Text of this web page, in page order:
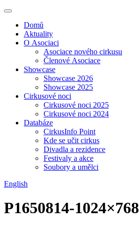
Domů
Aktuality
O Asociaci
Asociace nového cirkusu
Členové Asociace
Showcase
Showcase 2026
Showcase 2025
Cirkusové noci
Cirkusové noci 2025
Cirkusové noci 2024
Databáze
CirkusInfo Point
Kde se učit cirkus
Divadla a rezidence
Festivaly a akce
Soubory a umělci
English
P1650814-1024×768